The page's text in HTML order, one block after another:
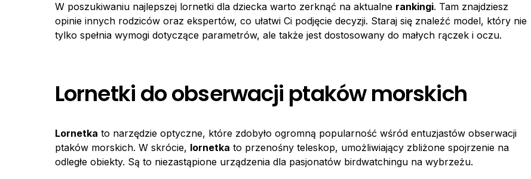
W poszukiwaniu najlepszej lornetki dla dziecka warto zerknąć na aktualne rankingi. Tam znajdziesz
opinie innych rodziców oraz ekspertów, co ułatwi Ci podjęcie decyzji. Staraj się znaleźć model, który nie
tylko spełnia wymogi dotyczące parametrów, ale także jest dostosowany do małych rączek i oczu.
Lornetki do obserwacji ptaków morskich
Lornetka to narzędzie optyczne, które zdobyło ogromną popularność wśród entuzjastów obserwacji
ptaków morskich. W skrócie, lornetka to przenośny teleskop, umożliwiający zbliżone spojrzenie na
odległe obiekty. Są to niezastąpione urządzenia dla pasjonatów birdwatchingu na wybrzeżu.